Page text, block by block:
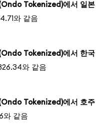
Tokenized)에서 일본
와 같음
Tokenized)에서 한국
와 같음
Tokenized)에서 호주
와 같음